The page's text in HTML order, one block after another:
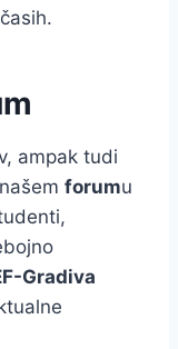
ampak tudi
forumu
Gradiva